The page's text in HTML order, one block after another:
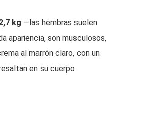
kg —las hembras suelen
apariencia, son musculosos,
al marrón claro, con un
en su cuerpo